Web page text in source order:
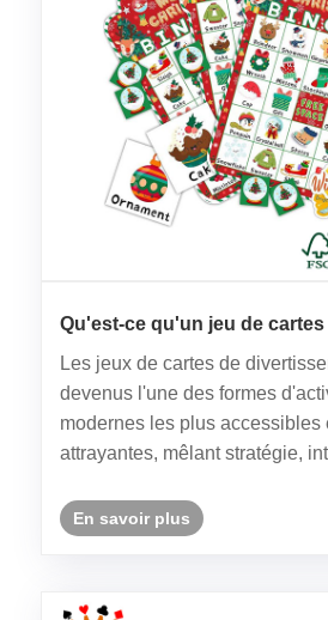
Qu'est-ce qu'un jeu de cartes
Les jeux de cartes de
devenus l'une des formes
modernes les plus accessibles
attrayantes, mêlant stratégie,
Qu'ils soient joués entre amis,
environnements compétitifs......
En savoir plus